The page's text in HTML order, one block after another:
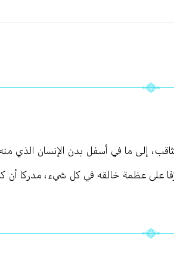
، إلى ما في أسفل بدن الإنسان الذي
على عظمة خالقه في كل شيء ، مدركا